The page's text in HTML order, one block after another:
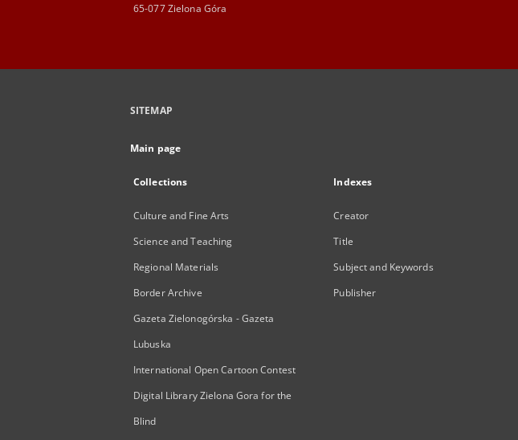
65-077 Zielona Góra
SITEMAP
Main page
Collections
Culture and Fine Arts
Science and Teaching
Regional Materials
Border Archive
Gazeta Zielonogórska - Gazeta
Lubuska
International Open Cartoon Contest
Digital Library Zielona Gora for the
Blind
Indexes
Creator
Title
Subject and Keywords
Publisher